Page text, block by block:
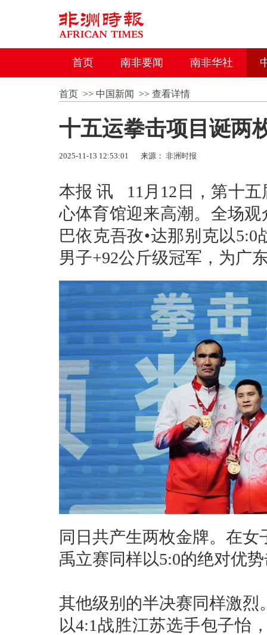
首页 南非要闻 南非华社
首页>> 中国新闻 >> 查看详情
十五运拳击项目诞两
2025-11-13 12:53:01 来源： 非洲时报
本报 讯 11月12日，第十
心体育馆迎来高潮。全场
巴依克吾孜•达那别克以
男子+92公斤级冠军，为广
同日共产生两枚金牌。在
禹立赛同样以5:0的绝对优
其他级别的半决赛同样激烈
以4:1战胜江苏选手包子怡